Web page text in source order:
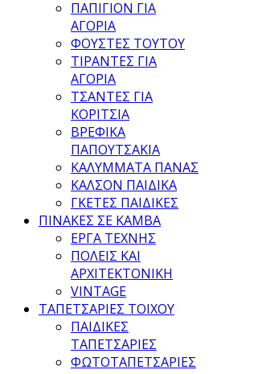
ΠΑΠΙΓΙΟΝ ΓΙΑ
ΑΓΟΡΙΑ
ΦΟΥΣΤΕΣ ΤΟΥΤΟΥ
ΤΙΡΑΝΤΕΣ ΓΙΑ
ΑΓΟΡΙΑ
ΤΣΑΝΤΕΣ ΓΙΑ
ΚΟΡΙΤΣΙΑ
ΒΡΕΦΙΚΑ
ΠΑΠΟΥΤΣΑΚΙΑ
ΚΑΛΥΜΜΑΤΑ ΠΑΝΑΣ
ΚΑΛΣΟΝ ΠΑΙΔΙΚΑ
ΓΚΕΤΕΣ ΠΑΙΔΙΚΕΣ
ΠΙΝΑΚΕΣ ΣΕ ΚΑΜΒΑ
ΕΡΓΑ ΤΕΧΝΗΣ
ΠΟΛΕΙΣ ΚΑΙ
ΑΡΧΙΤΕΚΤΟΝΙΚΗ
VINTAGE
ΤΑΠΕΤΣΑΡΙΕΣ ΤΟΙΧΟΥ
ΠΑΙΔΙΚΕΣ
ΤΑΠΕΤΣΑΡΙΕΣ
ΦΩΤΟΤΑΠΕΤΣΑΡΙΕΣ